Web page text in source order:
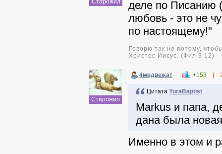
Старожил
деле по Писанию
любовь - это не
по настоящему!"
Говорю так не потому,
Христос Иисус. (Фил.3:12)
Старожил
4медвежат +153
Цитата YuraBaptist
Markus и папа,
дана была
Именно в этом и